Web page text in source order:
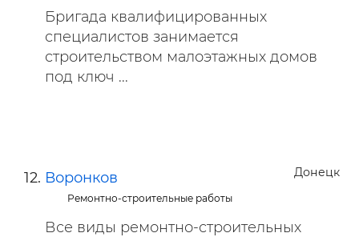
Бригада квалифицированных
специалистов занимается
строительством малоэтажных домов
под ключ ...
Донецк
Воронков
Ремонтно-строительные работы
Все виды ремонтно-строительных